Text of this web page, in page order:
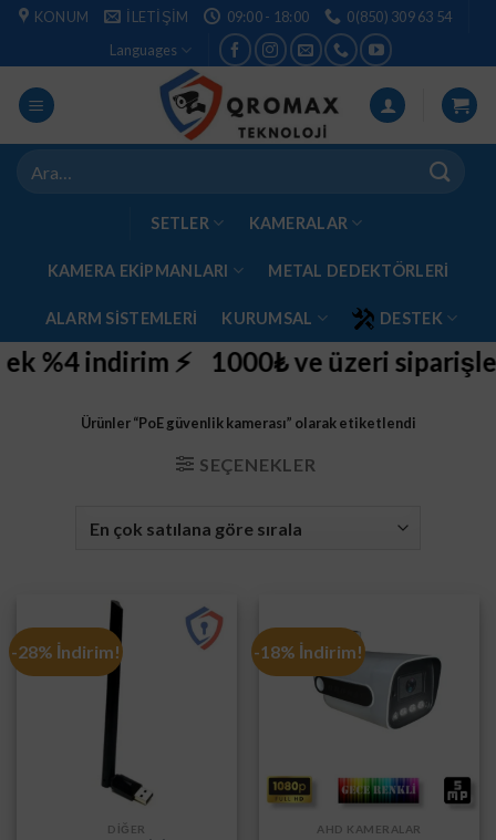
İçeriğeKONUM İLETIŞIM 09:00 - 18:00
0(850) 309 63 54
Languages
SETLER KAMERALAR
KAMERA EKİPMANLARI METAL DEDEKTÖRLERI
ALARM SISTEMLERI KURUMSAL DESTEK
%4 indirim ⚡ 1000₺ ve üzeri
Ürünler “PoE güvenlik kamerası” olarak etiketlendi
SEÇENEKLER
-28% İndirim!
DİĞER
-18% İndirim!
AHD KAMERALAR